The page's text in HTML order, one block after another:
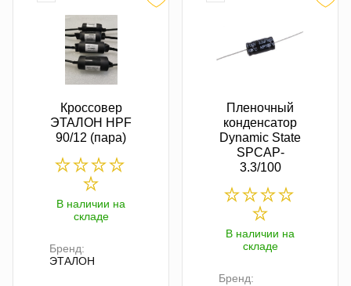
Кроссовер
ЭТАЛОН HPF
90/12 (пара)
В наличии на
складе
Бренд:
ЭТАЛОН
Пленочный
конденсатор
Dynamic State
SPCAP-
3.3/100
В наличии на
складе
Бренд: